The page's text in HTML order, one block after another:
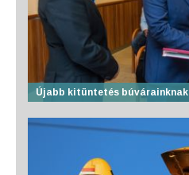
Újabb kitüntetés búvárainknak